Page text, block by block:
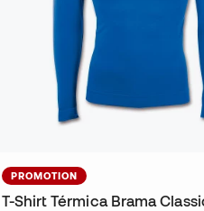
PROMOTION
T-Shirt Térmica Brama